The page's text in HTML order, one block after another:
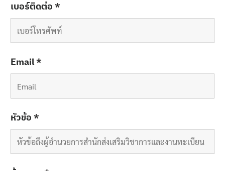
ประกาศจาก อว. และคุรุสภา
ประกาศจาก อว. และคุรุสภา
ปรัชญา วิสัยทัศน์ พันธกิจ
ระบบและสิ่งอำนวยความสะดวก สนับสนุนการศึกษา
รายงานจำนวนนักศึกษาต่างชาติ
รายงานจำนวนนักศึกษาบกพร่อง
for:
เบอร์ติดต่อ *
Email*
หัวข้อ *